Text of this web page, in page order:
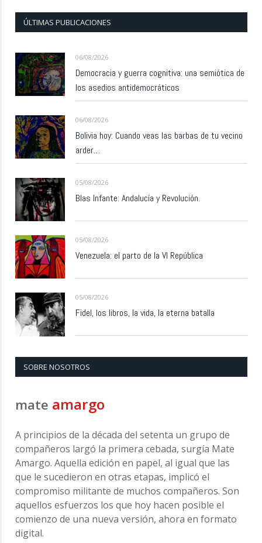
ÚLTIMAS PUBLICACIONES
06/08/2026
Democracia y guerra cognitiva: una semiótica de
los asedios antidemocráticos
06/08/2026
Bolivia hoy: Cuando veas las barbas de tu vecino
arder…
05/08/2026
Blas Infante: Andalucía y Revolución.
05/08/2026
Venezuela: el parto de la VI República
05/08/2026
Fidel, los libros, la vida, la eterna batalla
SOBRE NOSOTROS
mate amargo
A principios de la década del setenta un grupo de
compañeros largó la primera cebada, surgía Mate
Amargo. Aquella edición en papel, al igual que las
que le sucedieron en otras etapas, implicó el
compromiso militante de muchos compañeros. Son
aquellos esfuerzos los que hoy hacen posible el
comienzo de una nueva versión, ahora en formato
digital.